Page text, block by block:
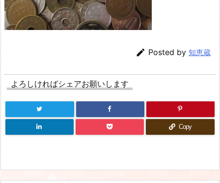
 Posted by 知恵蔵
よろしければシェアお願いします
Copy